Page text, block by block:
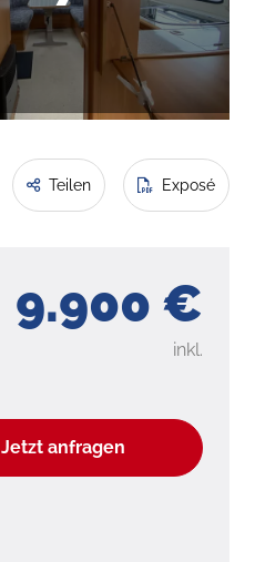
Teilen Exposé
9.900 €
inkl.
Jetzt anfragen